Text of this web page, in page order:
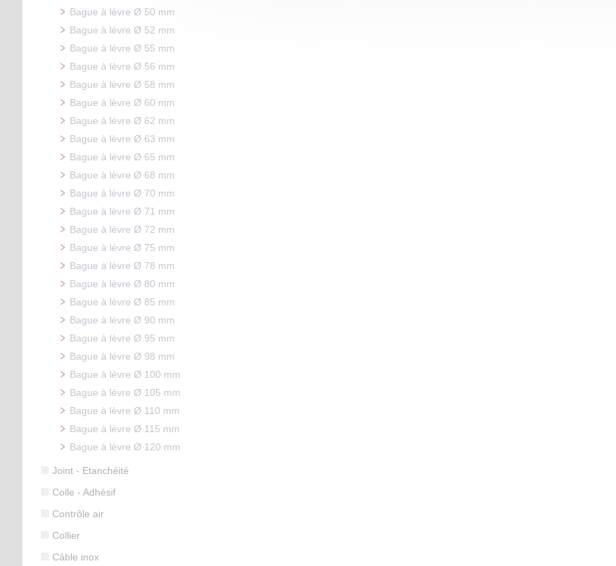
Bague à lèvre Ø 50 mm
Bague à lèvre Ø 52 mm
Bague à lèvre Ø 55 mm
Bague à lèvre Ø 56 mm
Bague à lèvre Ø 58 mm
Bague à lèvre Ø 60 mm
Bague à lèvre Ø 62 mm
Bague à lèvre Ø 63 mm
Bague à lèvre Ø 65 mm
Bague à lèvre Ø 68 mm
Bague à lèvre Ø 70 mm
Bague à lèvre Ø 71 mm
Bague à lèvre Ø 72 mm
Bague à lèvre Ø 75 mm
Bague à lèvre Ø 78 mm
Bague à lèvre Ø 80 mm
Bague à lèvre Ø 85 mm
Bague à lèvre Ø 90 mm
Bague à lèvre Ø 95 mm
Bague à lèvre Ø 98 mm
Bague à lèvre Ø 100 mm
Bague à lèvre Ø 105 mm
Bague à lèvre Ø 110 mm
Bague à lèvre Ø 115 mm
Bague à lèvre Ø 120 mm
Joint - Etanchéité
Colle - Adhésif
Contrôle air
Collier
Câble inox